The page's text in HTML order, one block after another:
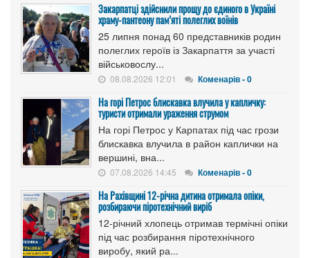
Закарпатці здійснили прощу до єдиного в Україні
храму-пантеону пам’яті полеглих воїнів
25 липня понад 60 представників родин
полеглих героїв із Закарпаття за участі
військовослу...
08.08.2026 12:01 Коменарів - 0
На горі Петрос блискавка влучила у капличку:
туристи отримали ураження струмом
На горі Петрос у Карпатах під час грози
блискавка влучила в район каплички на
вершині, вна...
07.08.2026 14:45 Коменарів - 0
На Рахівщині 12-річна дитина отримала опіки,
розбираючи піротехнічний виріб
12-річний хлопець отримав термічні опіки
під час розбирання піротехнічного
виробу, який ра...